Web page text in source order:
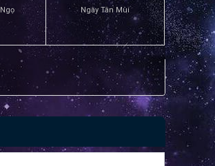
Ngày Tân Mùi